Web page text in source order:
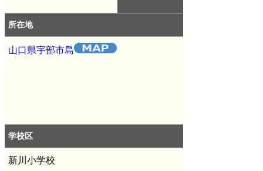
所在地
山口県宇部市島
学校区
新川小学校